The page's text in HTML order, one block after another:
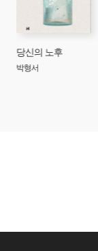
당신의 노후
박형서